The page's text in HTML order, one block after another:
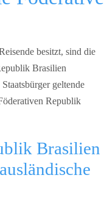
besitzt, sind die
Brasilien
geltende
Republik
Brasilien